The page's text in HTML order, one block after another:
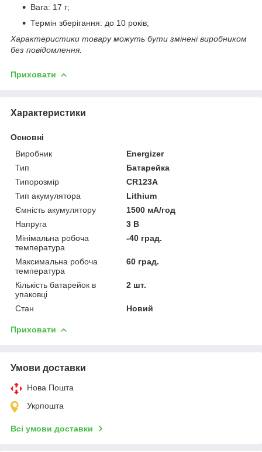
Вага: 17 г;
Термін зберігання: до 10 років;
Характеристики товару можуть бути змінені виробником
без повідомлення.
Приховати
Характеристики
Основні
Виробник
Energizer
Тип
Батарейка
Типорозмір
CR123A
Тип акумулятора
Lithium
Ємність акумулятору
1500 мА/год
Напруга
3 В
Мінімальна робоча
температура
-40 град.
Максимальна робоча
температура
60 град.
Кількість батарейок в
упаковці
2 шт.
Стан Новий
Приховати
Умови доставки
Нова Пошта
Укрпошта
Всі умови доставки